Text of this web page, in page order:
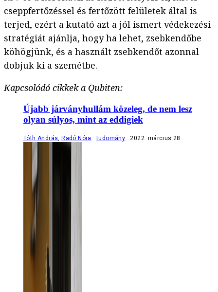
cseppfertőzéssel és fertőzött felületek által is
terjed, ezért a kutató azt a jól ismert védekezési
stratégiát ajánlja, hogy ha lehet, zsebkendőbe
köhögjünk, és a használt zsebkendőt azonnal
dobjuk ki a szemétbe.
Kapcsolódó cikkek a Qubiten:
Újabb járványhullám közeleg, de nem lesz
olyan súlyos, mint az eddigiek
Tóth András Radó Nóra tudomány 2022. március 28.